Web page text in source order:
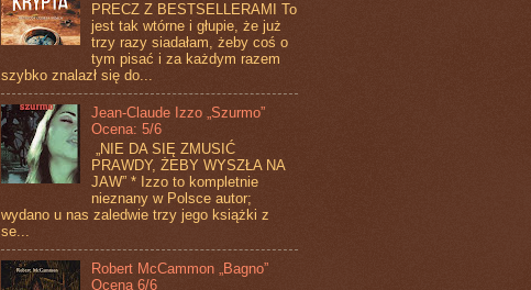
PRECZ Z BESTSELLERAMI To
jest tak wtórne i głupie, że już
trzy razy siadałam, żeby coś o
tym pisać i za każdym razem
szybko znalazł się do...
Jean-Claude Izzo „Szurmo”
Ocena: 5/6
„NIE DA SIĘ ZMUSIĆ
PRAWDY, ŻEBY WYSZŁA NA
JAW” * Izzo to kompletnie
nieznany w Polsce autor;
wydano u nas zaledwie trzy jego książki z
se...
Robert McCammon „Bagno”
Ocena 6/6